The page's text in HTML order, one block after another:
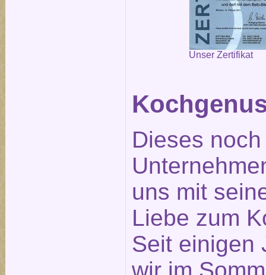
Unser Zertifikat
Dieses
uns mit
Liebe zum
Seit einigen